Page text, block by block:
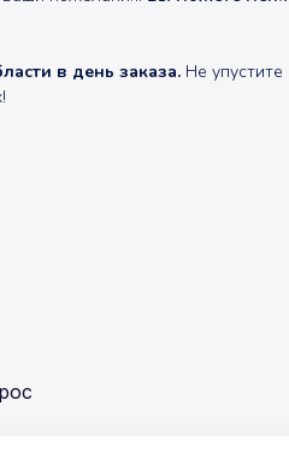
в день заказа. Не